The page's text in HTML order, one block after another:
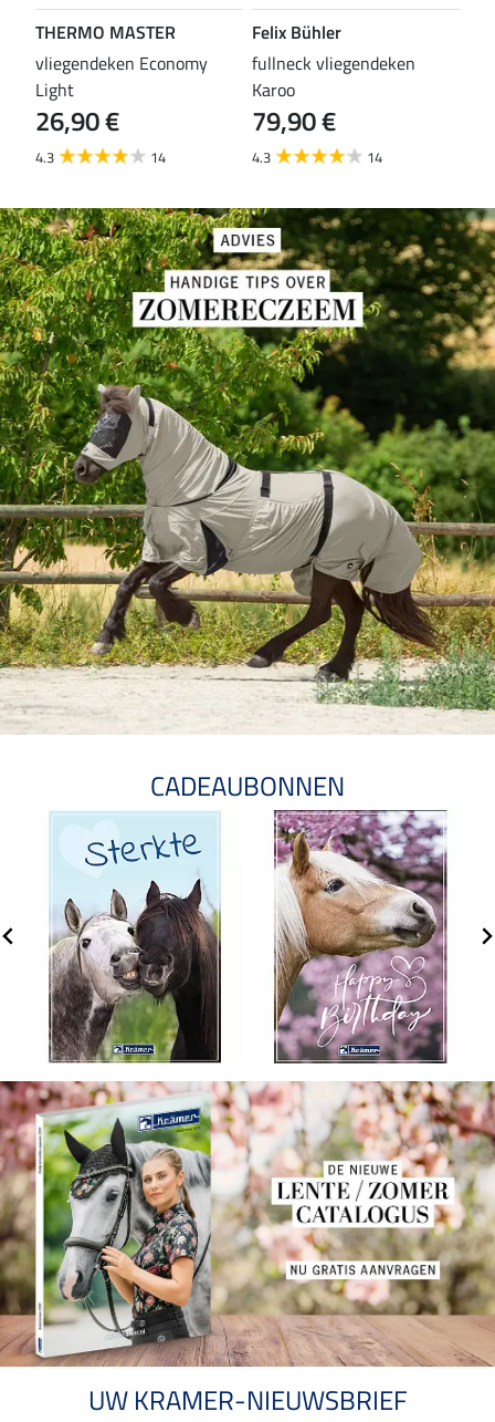
THERMO MASTER
vliegendeken Economy
Light
26,90 €
4.3 14
Felix Bühler
fullneck vliegendeken
Karoo
79,90 €
4.3 14
CADEAUBONNEN
UW KRAMER-NIEUWSBRIEF